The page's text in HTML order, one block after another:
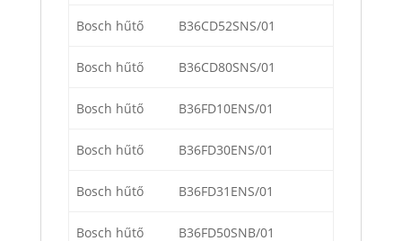
Bosch hűtő B36CD52SNS/01
Bosch hűtő B36CD80SNS/01
Bosch hűtő B36FD10ENS/01
Bosch hűtő B36FD30ENS/01
Bosch hűtő B36FD31ENS/01
Bosch hűtő B36FD50SNB/01